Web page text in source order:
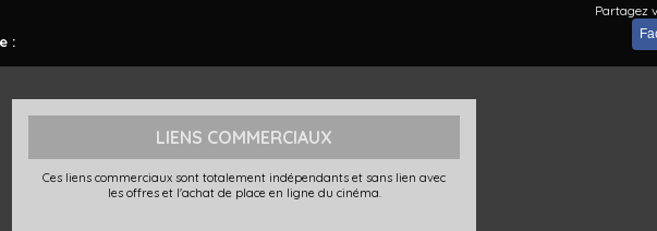
:
Partagez
LIENS COMMERCIAUX
Ces liens commerciaux sont totalement indépendants et sans lien avec
les offres et l'achat de place en ligne du cinéma.